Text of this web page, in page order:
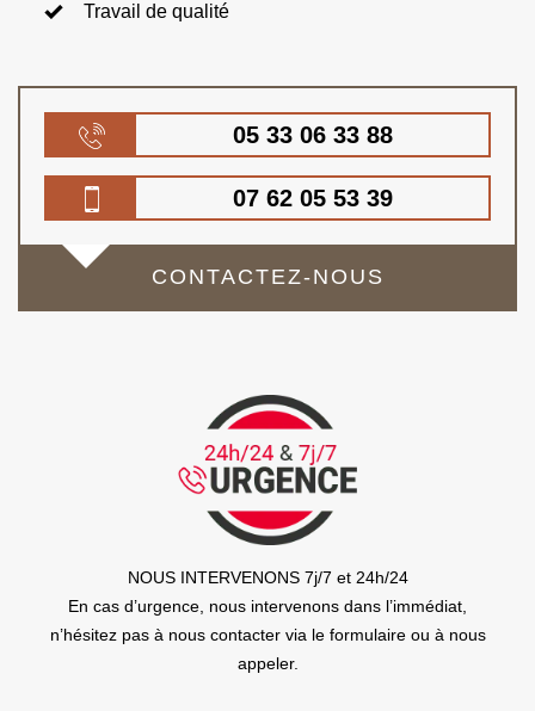
Travail de qualité
05 33 06 33 88
07 62 05 53 39
CONTACTEZ-NOUS
NOUS INTERVENONS 7j/7 et 24h/24
En cas d’urgence, nous intervenons dans l’immédiat,
n’hésitez pas à nous contacter via le formulaire ou à nous
appeler.